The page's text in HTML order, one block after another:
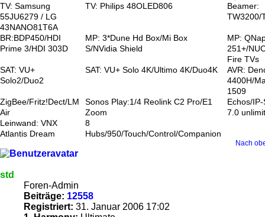
TV: Samsung
55JU6279 / LG
43NANO81T6A
TV: Philips 48OLED806
Beamer:
TW3200/
BR:BDP450/HDI
Prime 3/HDI 303D
MP: 3*Dune Hd Box/Mi Box
S/NVidia Shield
MP:
251+/
Fire TVs
SAT: VU+
Solo2/Duo2
SAT: VU+ Solo 4K/Ultimo 4K/Duo4K
AVR:
4400H/
1509
ZigBee/Fritz!Dect/LM
Air
Sonos Play:1/4 Reolink C2 Pro/E1
Zoom
Echos/
7.0
Leinwand: VNX
Atlantis Dream
8
Hubs/950/Touch/Control/Companion
Nach
std
Foren-Admin
Beiträge: 12558
Registriert: 31. Januar 2006 17:02